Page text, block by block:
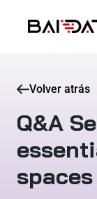
Volver atrás
Q&A
spaces